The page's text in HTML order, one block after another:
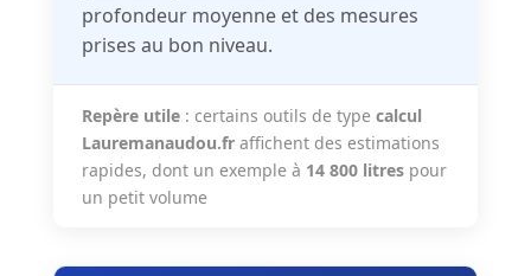
profondeur moyenne et des mesures
prises au bon niveau.
Repère utile: certains outils de type calcul
Lauremanaudou.fraffichent des estimations
rapides, dont un exemple à 14 800 litrespour
un petit volume